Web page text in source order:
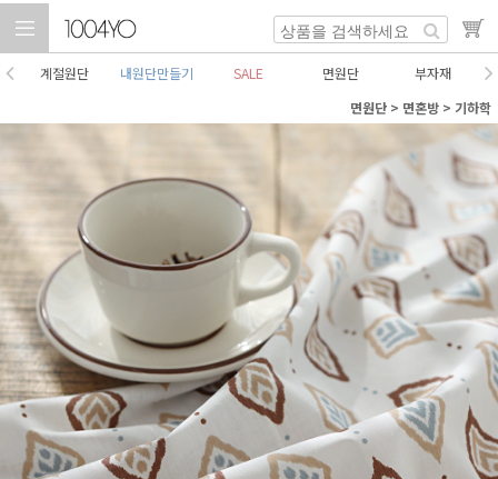
계절원단 내원단만들기 SALE 면원단
부자재
면원단 > 면혼방 > 기하학